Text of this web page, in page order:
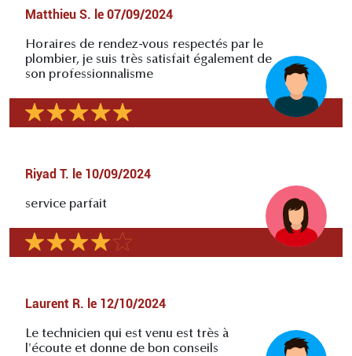
Matthieu S. le 07/09/2024
Horaires de rendez-vous respectés par le
plombier, je suis très satisfait également de
son professionnalisme
Riyad T. le 10/09/2024
service parfait
Laurent R. le 12/10/2024
Le technicien qui est venu est très à
l'écoute et donne de bon conseils